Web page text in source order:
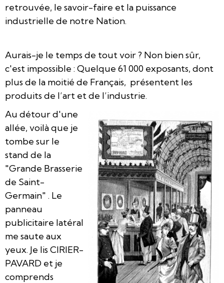
retrouvée, le savoir-faire et la puissance
industrielle de notre Nation.
Aurais-je le temps de tout voir ? Non bien sûr,
c'est impossible : Quelque 61 000 exposants, dont
plus de la moitié de Français, présentent les
produits de l’art et de l’industrie.
Au détour d'une
allée, voilà que je
tombe sur le
stand de la
"Grande Brasserie
de Saint-
Germain" . Le
panneau
publicitaire latéral
me saute aux
yeux. Je lis CIRIER-
PAVARD et je
comprends